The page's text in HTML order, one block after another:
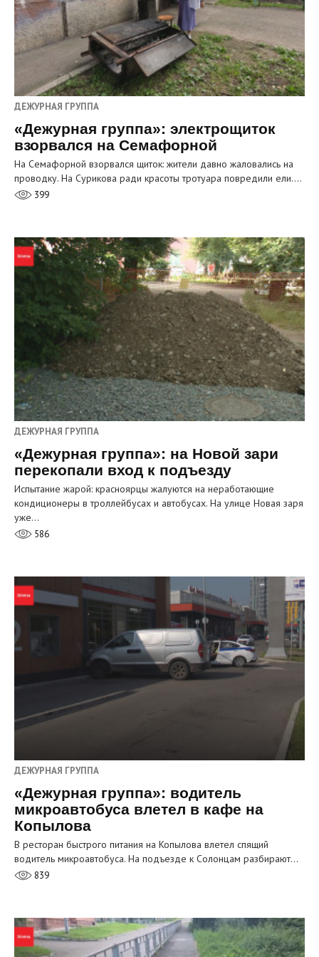
ДЕЖУРНАЯ ГРУППА
«Дежурная группа»: электрощиток
взорвался на Семафорной
На Семафорной взорвался щиток: жители давно жаловались на
проводку. На Сурикова ради красоты тротуара повредили ели.…
399
ДЕЖУРНАЯ ГРУППА
«Дежурная группа»: на Новой зари
перекопали вход к подъезду
Испытание жарой: красноярцы жалуются на неработающие
кондиционеры в троллейбусах и автобусах. На улице Новая заря
уже…
586
ДЕЖУРНАЯ ГРУППА
«Дежурная группа»: водитель
микроавтобуса влетел в кафе на
Копылова
В ресторан быстрого питания на Копылова влетел спящий
водитель микроавтобуса. На подъезде к Солонцам разбирают…
839